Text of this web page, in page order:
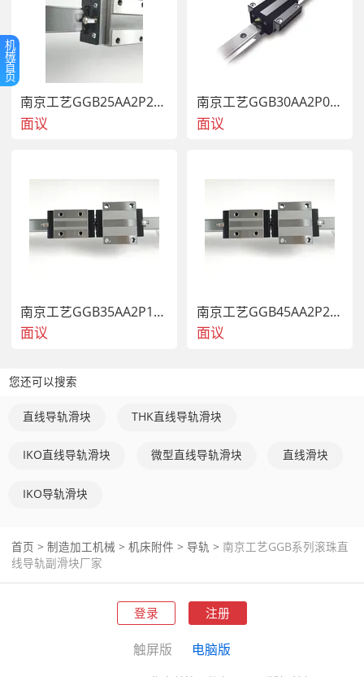
1、精密滚动导轨副 介绍
的  特性，已经越来越多的被数控机械、自动化
生产线等领域应用和关注。
2、 精密滚动导轨
3、滚动导轨、导轨
(1)滚动直线导轨副是在滑块与导轨之间放
入适当的钢球，使滑块与导轨之间的滑动摩擦变
南京工艺GGB25AA2P2X300水钻自动研磨机直线导轨滑块
面议
南京工艺GGB30AA2P02X640数控卧式斜车直线导轨滑块厂家
面议
南京工艺GGB35AA2P1X430水钻磨抛机直线导轨滑块厂家
面议
南京工艺GGB45AA2P2X940卧式加工中心直线导轨
面议
您还可以搜索
直线导轨滑块 THK直线导轨滑块
IKO直线导轨滑块 微型直线导轨滑块 直线滑块
IKO导轨滑块
首页 > 制造加工机械 > 机床附件 > 导轨 > 南京工艺GGB系列滚珠直
线导轨副滑块厂家
机
械
首
页
登录 注册
触屏版 电脑版